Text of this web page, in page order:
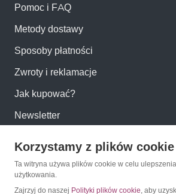
Pomoc i FAQ
Metody dostawy
Sposoby płatności
Zwroty i reklamacje
Jak kupować?
Newsletter
Konto
Korzystamy z plików cookie
Ta witryna używa plików cookie w celu
użytkowania.
Zajrzyj do naszej Polityki plików cookie, aby